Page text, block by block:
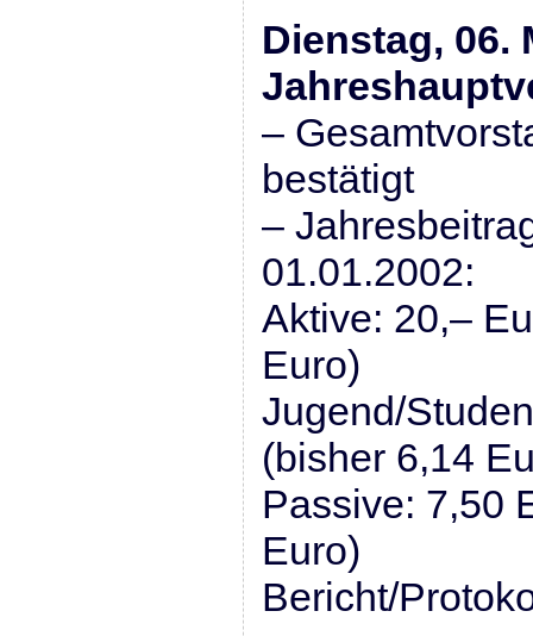
Dienstag, 06.
–
bestätigt
–
01.01.2002:
Aktive: 20,–
Euro)
Jugend/
(bisher 6,14
Passive: 7,50
Euro)
Bericht/